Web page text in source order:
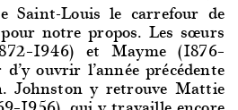
Saint-Louis le carrefour de
notre propos. Les sœurs
et Mayme (1876–
ouvrir l’année précédente
Johnston y retrouve Mattie